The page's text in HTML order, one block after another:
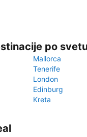
po
Mallorca
Tenerife
London
Edinburg
Kreta